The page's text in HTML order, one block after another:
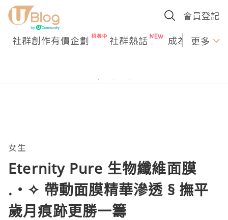
會員登記
社群創作有價企劃 社群熱話 成為U更多
女生
Eternity Pure 生物纖維面膜
.‧✧ 帶動面膜精華滲透 § 撫平
歲月痕跡更勝一籌